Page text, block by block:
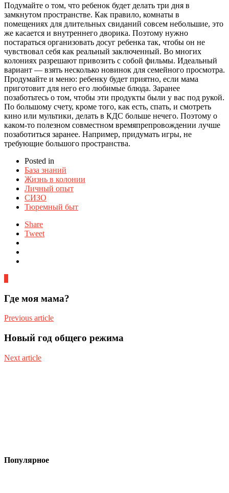
Подумайте о том, что ребенок будет делать три дня в
замкнутом пространстве. Как правило, комнаты в
помещениях для длительных свиданий совсем небольшие, это
же касается и внутреннего дворика. Поэтому нужно
постараться организовать досуг ребенка так, чтобы он не
чувствовал себя как реальный заключенный. Во многих
колониях разрешают привозить с собой фильмы. Идеальный
вариант — взять несколько новинок для семейного просмотра.
Продумайте и меню: ребенку будет приятно, если мама
приготовит для него его любимые блюда. Заранее
позаботьтесь о том, чтобы эти продукты были у вас под рукой.
По большому счету, кроме того, как есть, спать, и смотреть
кино или мультики, делать в КДС больше нечего. Поэтому о
каком-то полезном совместном времяпрепровождении лучше
позаботиться заранее. Например, придумать игры, не
требующие большого пространства.
Posted in
База знаний
Жизнь в колонии
Личный опыт
СИЗО
Тюремный быт
Share
Tweet
Где моя мама?
Previous article
Новый год общего режима
Next article
Популярное